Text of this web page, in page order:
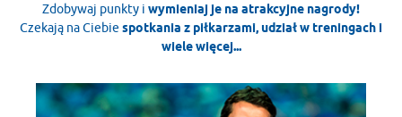
Zdobywaj punkty i wymieniaj je na atrakcyjne nagrody!
Czekają na Ciebie spotkania z piłkarzami, udział w treningach i
wiele więcej...